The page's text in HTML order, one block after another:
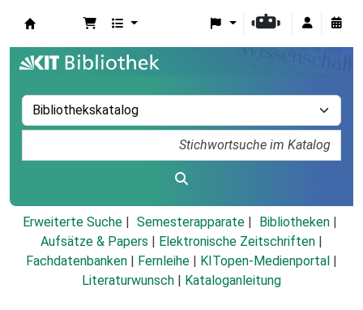
Erweiterte Suche Semesterapparate
Bibliotheken
Aufsätze & Papers
Elektronische Zeitschriften
Fachdatenbanken
Fernleihe KITopen-Medienportal
Literaturwunsch
Kataloganleitung